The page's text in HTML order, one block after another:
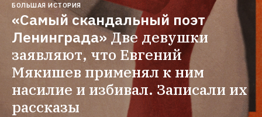
БОЛЬШАЯ ИСТОРИЯ
«Самый скандальный поэт
Ленинграда»Две девушки
заявляют, что Евгений
Мякишев применял к ним
насилие и избивал. Записали их
рассказы